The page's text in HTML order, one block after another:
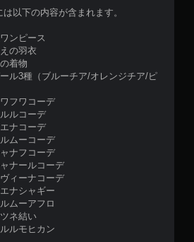
以下の内容が含まれます。
ンピース
の羽衣
着物
ル3種（ブルーチア/オレンジチア/ピ
フワコーデ
ルコーデ
ナコーデ
ムーコーデ
ナフコーデ
ナールコーデ
ィーナコーデ
ナシャギー
ムーアフロ
ネ結い
ルモヒカン